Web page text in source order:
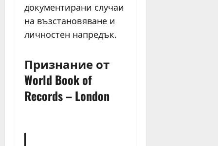
документирани случаи
на възстановяване и
личностен напредък.
Признание от
World Book of
Records – London